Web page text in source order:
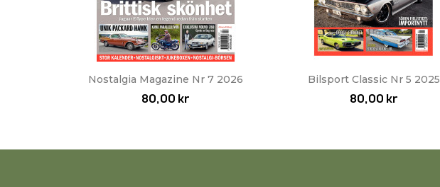
Snabbvy
Nostalgia Magazine Nr 7 2026
80,00 kr
Snabbvy
Bilsport Classic Nr 5 2025
80,00 kr